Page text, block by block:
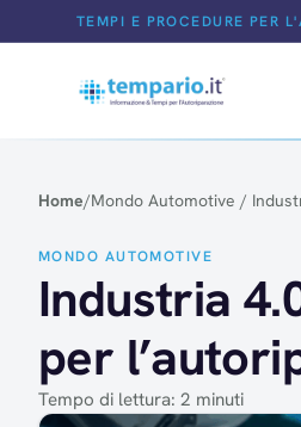
Salta al contenutoTEMPI E PROCEDURE PER
Home/Mondo Automotive /
MONDO AUTOMOTIVE
Industria
per
Tempo di lettura: 2 minuti